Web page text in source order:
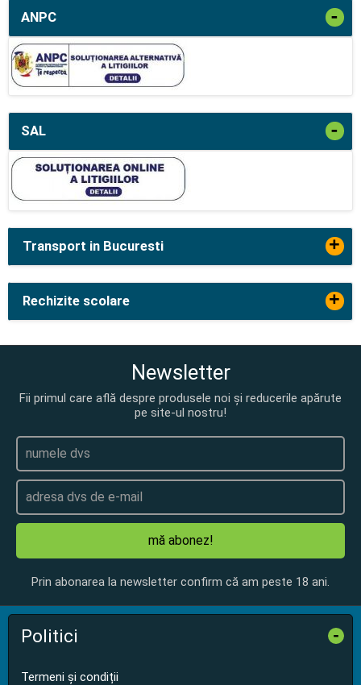
ANPC -
SAL -
Transport in Bucuresti +
Rechizite scolare +
Newsletter
Fii primul care află despre produsele noi și reducerile apărute
pe site-ul nostru!
mă abonez!
Prin abonarea la newsletter confirm că am peste 18 ani.
Politici -
Termeni și condiții